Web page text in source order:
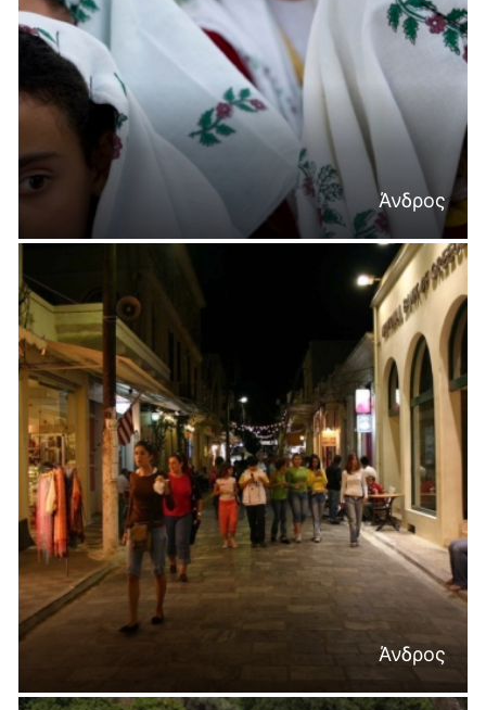
Άνδρος
Άνδρος